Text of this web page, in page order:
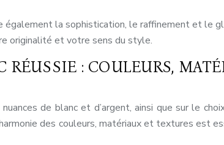
la sophistication, le raffinement et le
originalité et votre sens du style.
: COULEURS,
de blanc et d’argent, ainsi que sur le
des couleurs, matériaux et textures est